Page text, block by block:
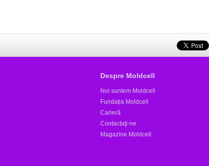
Despre Moldcell
Noi suntem Moldcell
Fundația Moldcell
Carieră
Contactaţi-ne
Magazine Moldcell